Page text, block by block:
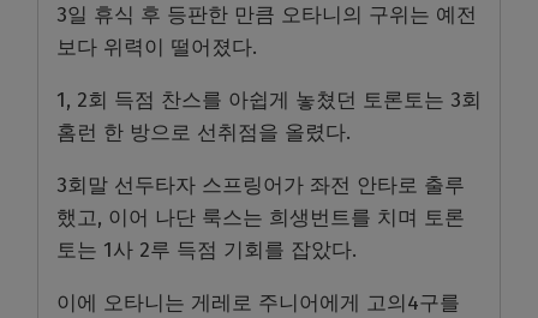
3일 휴식 후 등판한 만큼 오타니의 구위는 예전
보다 위력이 떨어졌다.
1, 2회 득점 찬스를 아쉽게 놓쳤던 토론토는 3회
홈런 한 방으로 선취점을 올렸다.
3회말 선두타자 스프링어가 좌전 안타로 출루
했고, 이어 나단 룩스는 희생번트를 치며 토론
토는 1사 2루 득점 기회를 잡았다.
이에 오타니는 게레로 주니어에게 고의4구를